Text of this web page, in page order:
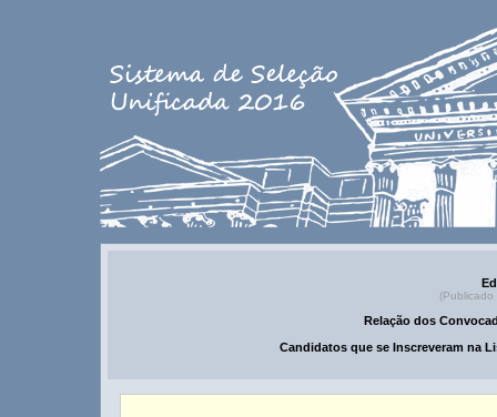
(Publicado
Relação dos
Candidatos que se Inscreveram na